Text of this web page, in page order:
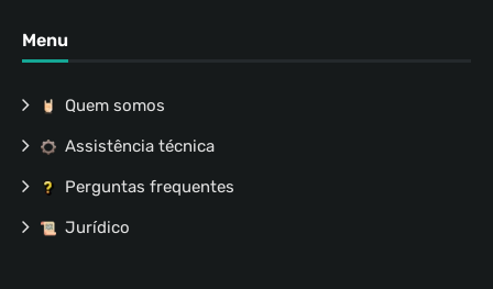
Menu
Quem somos
Assistência técnica
Perguntas frequentes
Jurídico